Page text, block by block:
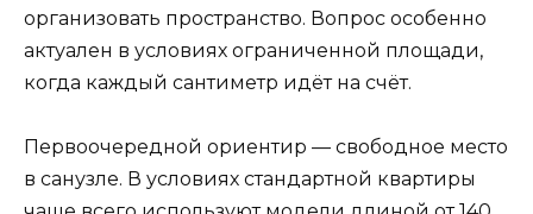
организовать пространство. Вопрос особенно
актуален в условиях ограниченной площади,
когда каждый сантиметр идёт на счёт.
Первоочередной ориентир — свободное место
в санузле. В условиях стандартной квартиры